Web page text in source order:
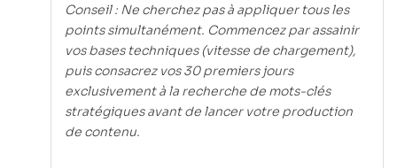
Conseil : Ne cherchez pas à appliquer tous les
points simultanément. Commencez par assainir
vos bases techniques (vitesse de chargement),
puis consacrez vos 30 premiers jours
exclusivement à la recherche de mots-clés
stratégiques avant de lancer votre production
de contenu.